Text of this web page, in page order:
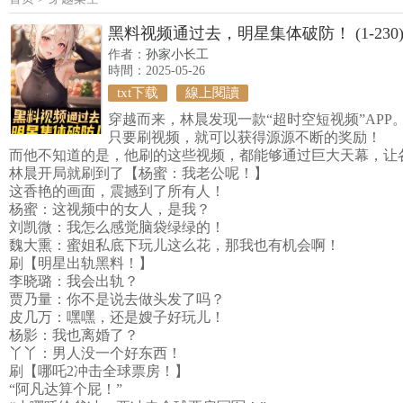
黑料视频通过去，明星集体破防！ (1-230)
作者： 孙家小长工
時間：2025-05-26
txt下载 線上閱讀
穿越而来，林晨发现一款“超时空短视频”APP。
只要刷视频，就可以获得源源不断的奖励！
而他不知道的是，他刷的这些视频，都能够通过巨大天幕，让
林晨开局就刷到了【杨蜜：我老公呢！】
这香艳的画面，震撼到了所有人！
杨蜜：这视频中的女人，是我？
刘凯微：我怎么感觉脑袋绿绿的！
魏大熏：蜜姐私底下玩儿这么花，那我也有机会啊！
刷【明星出轨黑料！】
李晓璐：我会出轨？
贾乃量：你不是说去做头发了吗？
皮几万：嘿嘿，还是嫂子好玩儿！
杨影：我也离婚了？
丫丫：男人没一个好东西！
刷【哪吒2冲击全球票房！】
“阿凡达算个屁！”